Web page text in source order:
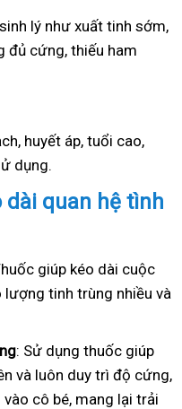
lý như xuất tinh sớm,
đủ cứng, thiếu ham
huyết áp, tuổi cao,
dụng.
dài quan hệ tình
giúp kéo dài cuộc
lượng tinh trùng nhiều và
: Sử dụng thuốc giúp
và luôn duy trì độ cứng,
cô bé, mang lại trải